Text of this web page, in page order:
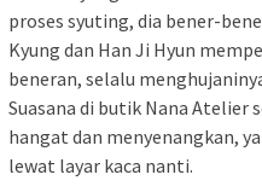
proses syuting, dia bener-
Kyung dan Han Ji Hyun
beneran, selalu
Suasana di butik Nana Atelier
hangat dan menyenangkan,
lewat layar kaca nanti.